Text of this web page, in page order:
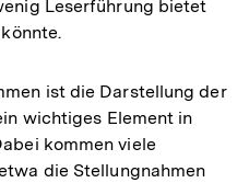
Leserführung bietet
ist die Darstellung der
wichtiges Element in
kommen viele
die Stellungnahmen